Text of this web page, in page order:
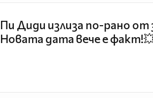
Пи Диди излиза по-рано от
Новата дата вече е